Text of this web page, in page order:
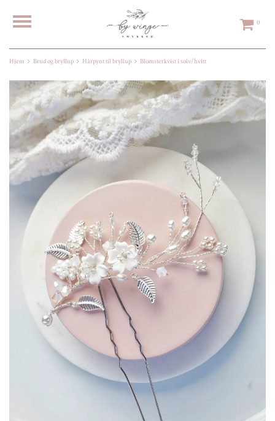
0
Hjem Brud og bryllup Hårpynt til bryllup Blomsterkvist i sølv/hvitt